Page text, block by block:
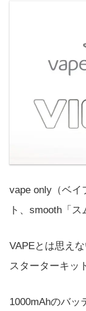
vape only（ベイ
ト、smooth「ス
VAPEとは思え
スターターキッ
1000mAhのバッ